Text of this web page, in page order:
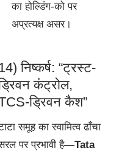
का होल्डिंग-को पर
अप्रत्यक्ष असर।
निष्कर्ष: “ट्रस्ट-
कंट्रोल,
ड्रिवन कैश”
समूह का स्वामित्व ढाँचा
पर प्रभावी है—Tata